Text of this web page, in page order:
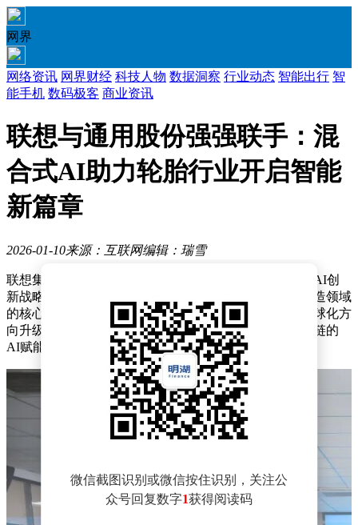
网界
网络资讯 网界财经 科技人物 数据洞察 行业动态 智能出行 智
能手机 数码极客 商业资讯
联想与通用股份强强联手：混
合式AI助力轮胎行业开启智能
新篇章
2026-01-10来源：互联网编辑：瑞雪
联想集团与江苏通用科技股份有限公司在无锡正式签署AI创
新战略合作协议，双方将整合各自在人工智能与轮胎制造领域
的核心优势，共同推进轮胎产业向智能化、绿色化、全球化方
向升级。此次合作标志着中国轮胎行业首个覆盖全价值链的
AI赋能生态体系正式启动。
微信截图识别或微信按住识别，关注公
众号回复数字1获得阅读码